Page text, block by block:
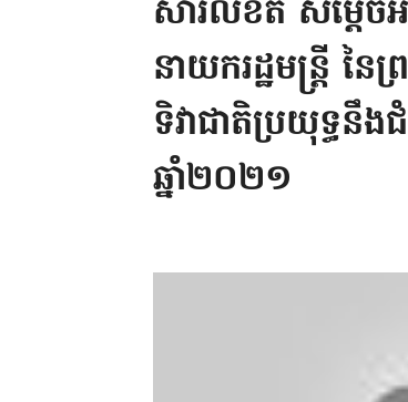
សារលិខិត សម្តេច
នាយករដ្ឋមន្រ្តី នៃ
ទិវាជាតិប្រយុទ្ធនឹ
ឆ្នាំ២០២១